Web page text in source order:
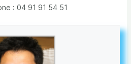
: 04 91 91 54 51